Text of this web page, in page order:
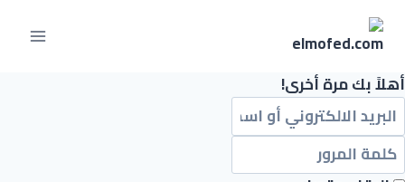
أهلاً بك مرة أخرى!